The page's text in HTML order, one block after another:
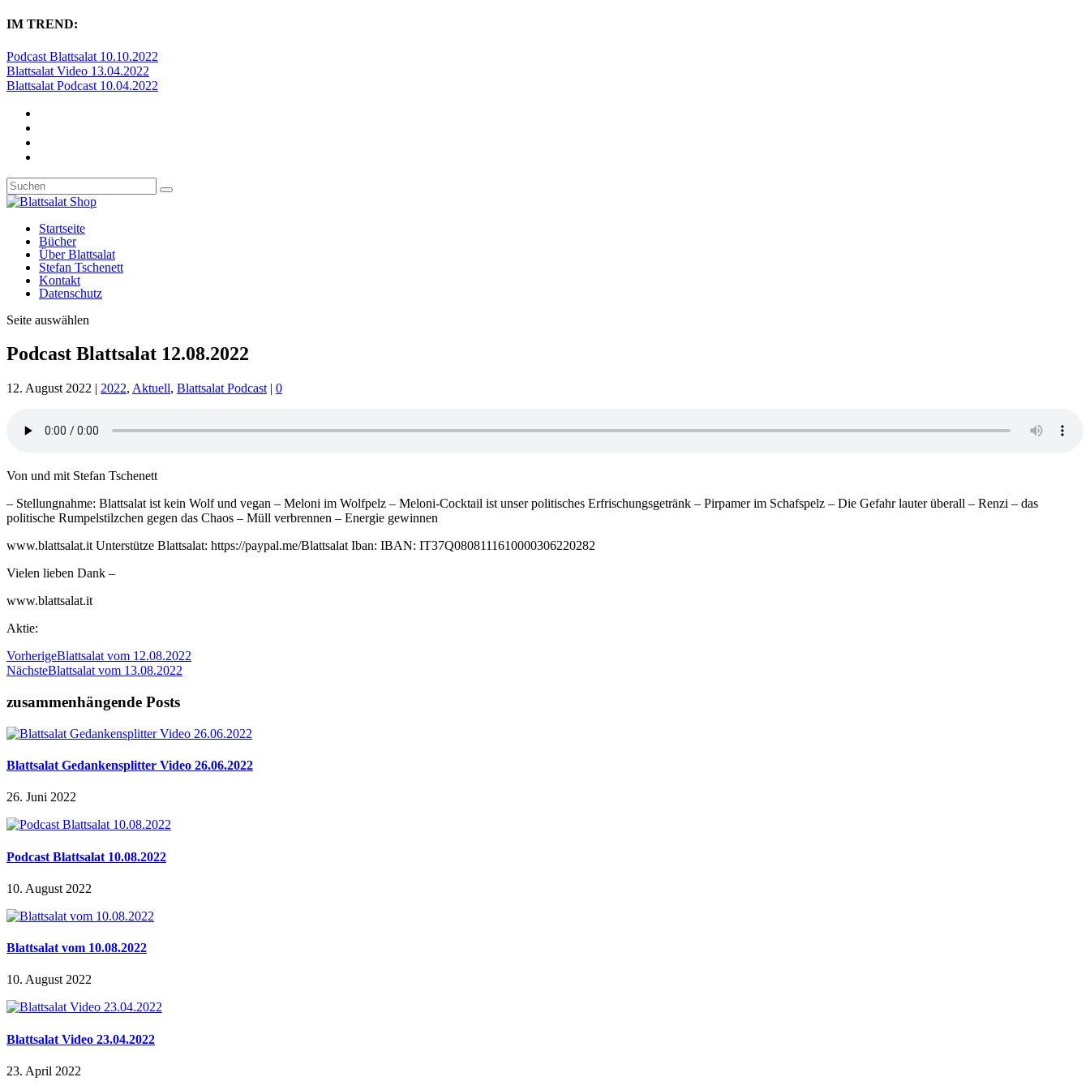
IM TREND:
Podcast Blattsalat 10.10.2022
Blattsalat Video 13.04.2022
Blattsalat Podcast 10.04.2022
Startseite
Bücher
Über Blattsalat
Stefan Tschenett
Kontakt
Datenschutz
Seite auswählen
Podcast Blattsalat 12.08.2022
12. August 2022 | 2022, Aktuell, Blattsalat Podcast | 0
Von und mit Stefan Tschenett
– Stellungnahme: Blattsalat ist kein Wolf und vegan – Meloni im Wolfpelz – Meloni-Cocktail ist unser politisches Erfrischungsgetränk – Pirpamer im Schafspelz – Die Gefahr lauter überall – Renzi – das
politische Rumpelstilzchen gegen das Chaos – Müll verbrennen – Energie gewinnen
www.blattsalat.it Unterstütze Blattsalat: https://paypal.me/Blattsalat Iban: IBAN: IT37Q0808111610000306220282
Vielen lieben Dank –
www.blattsalat.it
Aktie:
VorherigeBlattsalat vom 12.08.2022
NächsteBlattsalat vom 13.08.2022
zusammenhängende Posts
Blattsalat Gedankensplitter Video 26.06.2022
26. Juni 2022
Podcast Blattsalat 10.08.2022
10. August 2022
Blattsalat vom 10.08.2022
10. August 2022
Blattsalat Video 23.04.2022
23. April 2022